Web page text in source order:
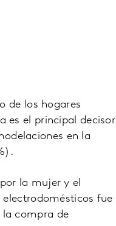
de los hogares
es el principal decisor
en la
la mujer y el
fue
compra de